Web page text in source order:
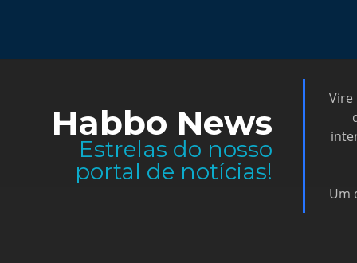
Habbo News
Estrelas do nosso
portal de notícias!
Vire
Um